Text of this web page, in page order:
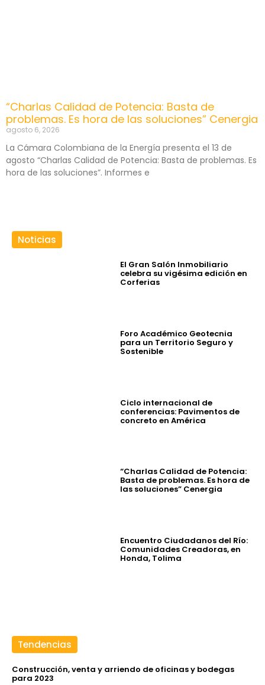
“Charlas Calidad de Potencia: Basta de
problemas. Es hora de las soluciones” Cenergia
agosto 6, 2026
La Cámara Colombiana de la Energía presenta el 13 de
agosto “Charlas Calidad de Potencia: Basta de problemas. Es
hora de las soluciones”. Informes e
Noticias
El Gran Salón Inmobiliario
celebra su vigésima edición en
Corferias
Foro Académico Geotecnia
para un Territorio Seguro y
Sostenible
Ciclo internacional de
conferencias: Pavimentos de
concreto en América
“Charlas Calidad de Potencia:
Basta de problemas. Es hora de
las soluciones” Cenergia
Encuentro Ciudadanos del Río:
Comunidades Creadoras, en
Honda, Tolima
Tendencias
Construcción, venta y arriendo de oficinas y bodegas
para 2023